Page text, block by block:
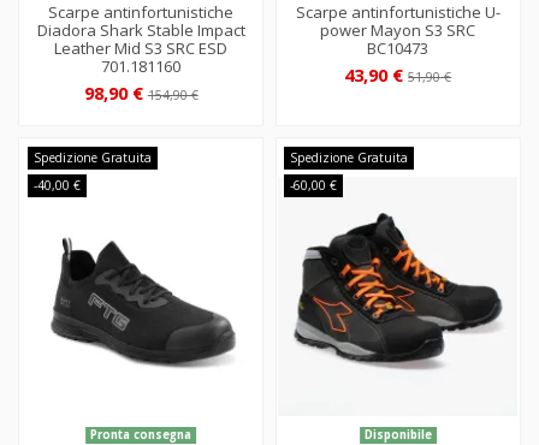
Scarpe antinfortunistiche
Diadora Shark Stable Impact
Leather Mid S3 SRC ESD
701.181160
98,90 €154,90 €
Scarpe antinfortunistiche U-
power Mayon S3 SRC
BC10473
43,90 €51,90 €
Spedizione Gratuita
-40,00 €
Pronta consegna
Spedizione Gratuita
-60,00 €
Disponibile